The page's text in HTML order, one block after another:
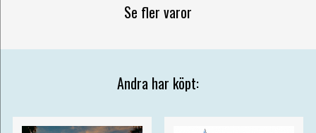
Se fler varor
Andra har köpt: